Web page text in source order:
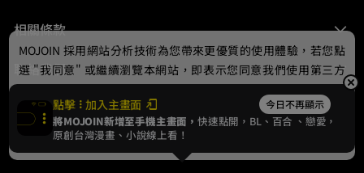
相關條款
聯絡我們
© 2024 gamania Digital Entertainment Co., Ltd.
點擊 加入主畫面 今日不再顯示
將MOJOIN新增至手機主畫面，快速點開，BL、 百合 、戀愛，
原創台灣漫畫、小說線上看！
MOJOIN 採用網站分析技術為您帶來更優質的使用體驗，若您點
選 "我同意" 或繼續瀏覽本網站，即表示您同意我們使用第三方
Cookie，欲瞭解更多資訊請見隱私權政策。
我同意